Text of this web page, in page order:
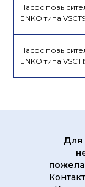
Насос
ENKO типа
Насос
ENKO типа
Для